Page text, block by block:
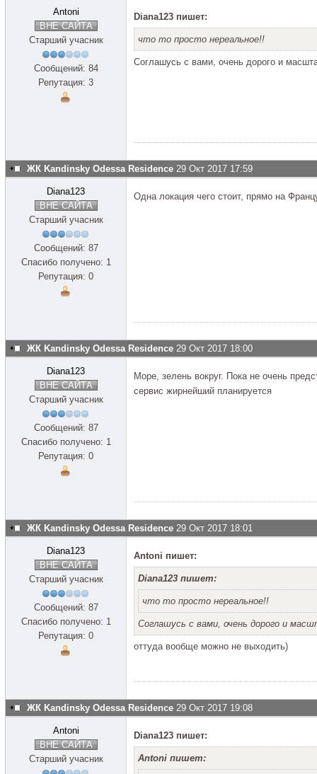
Antoni
ВНЕ САЙТА
Старший учасник
Сообщений: 84
Репутация: 3
Diana123 пишет:
что то просто нереальное!!
Соглашусь с вами, очень дорого и
ЖК Kandinsky Odessa Residence 29 Окт 2017 17:59
Diana123
ВНЕ САЙТА
Старший учасник
Сообщений: 87
Спасибо получено: 1
Репутация: 0
Одна локация чего стоит, прямо на
ЖК Kandinsky Odessa Residence 29 Окт 2017 18:00
Diana123
ВНЕ САЙТА
Старший учасник
Сообщений: 87
Спасибо получено: 1
Репутация: 0
Море, зелень вокруг. Пока не очень
сервис жирнейший планируется
ЖК Kandinsky Odessa Residence 29 Окт 2017 18:01
Diana123
ВНЕ САЙТА
Старший учасник
Сообщений: 87
Спасибо получено: 1
Репутация: 0
Antoni пишет:
Diana123 пишет:
что то просто нереальное!!
Соглашусь с вами, очень дорого и
оттуда вообще можно не выходить)
ЖК Kandinsky Odessa Residence 29 Окт 2017 19:08
Antoni
ВНЕ САЙТА
Старший учасник
Diana123 пишет:
Antoni пишет: